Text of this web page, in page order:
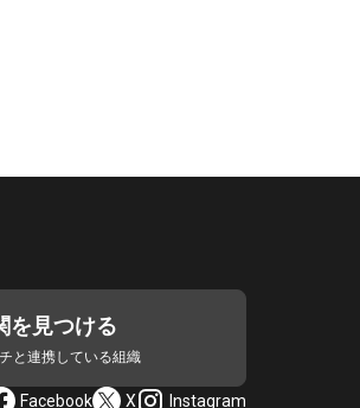
を見つける
と連携している組織
Facebook X Instagram